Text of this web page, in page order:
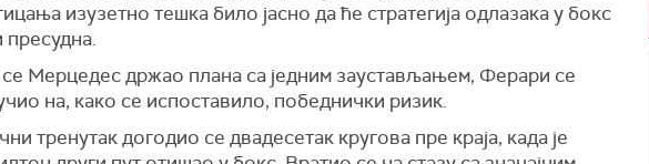
изузетно тешка било јасно да ће стратегија одлазака у бокс
пресудна.
Мерцедес држао плана са једним заустављањем, Ферари се
на, како се испоставило, победнички ризик.
тренутак догодио се двадесетак кругова пре краја, када је